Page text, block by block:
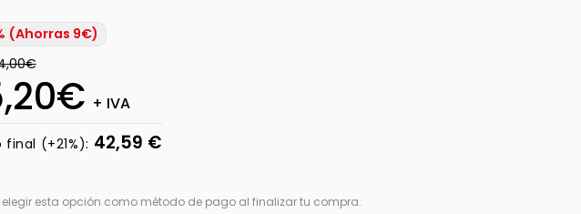
(Ahorras 9€)
+ IVA
final (+21%): 42,59 €
elegir esta opción como método de pago al finalizar tu compra.